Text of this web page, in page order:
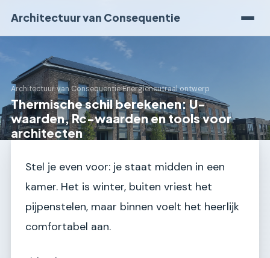
Architectuur van Consequentie
Architectuur van Consequentie›Energieneutraal ontwerp
Thermische schil berekenen: U-
waarden, Rc-waarden en tools voor
architecten
Stel je even voor: je staat midden in een
kamer. Het is winter, buiten vriest het
pijpenstelen, maar binnen voelt het heerlijk
comfortabel aan.